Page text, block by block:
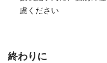
慮ください
終わりに